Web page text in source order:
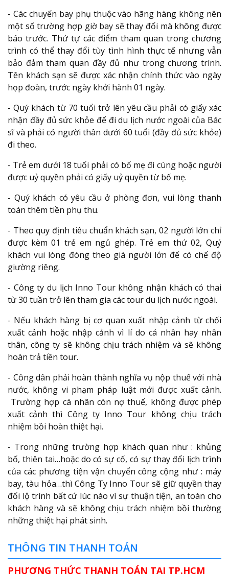
- Các chuyến bay phụ thuộc vào hãng hàng không nên
một số trường hợp giờ bay sẽ thay đổi mà không được
báo trước. Thứ tự các điểm tham quan trong chương
trình có thể thay đổi tùy tình hình thực tế nhưng vẫn
bảo đảm tham quan đầy đủ như trong chương trình.
Tên khách sạn sẽ được xác nhận chính thức vào ngày
họp đoàn, trước ngày khởi hành 01 ngày.
- Quý khách từ 70 tuổi trở lên yêu cầu phải có giấy xác
nhận đầy đủ sức khỏe để đi du lịch nước ngoài của Bác
sĩ và phải có người thân dưới 60 tuổi (đầy đủ sức khỏe)
đi theo.
- Trẻ em dưới 18 tuổi phải có bố mẹ đi cùng hoặc người
được uỷ quyền phải có giấy uỷ quyền từ bố mẹ.
- Quý khách có yêu cầu ở phòng đơn, vui lòng thanh
toán thêm tiền phụ thu.
- Theo quy định tiêu chuẩn khách sạn, 02 người lớn chỉ
được kèm 01 trẻ em ngủ ghép. Trẻ em thứ 02, Quý
khách vui lòng đóng theo giá người lớn để có chế độ
giường riêng.
- Công ty du lịch Inno Tour không nhận khách có thai
từ 30 tuần trở lên tham gia các tour du lịch nước ngoài.
- Nếu khách hàng bị cơ quan xuất nhập cảnh từ chối
xuất cảnh hoặc nhập cảnh vì lí do cá nhân hay nhân
thân, công ty sẽ không chịu trách nhiệm và sẽ không
hoàn trả tiền tour.
- Công dân phải hoàn thành nghĩa vụ nộp thuế với nhà
nước, không vi phạm pháp luật mới được xuất cảnh.
Trường hợp cá nhân còn nợ thuế, không được phép
xuất cảnh thì Công ty Inno Tour không chịu trách
nhiệm bồi hoàn thiệt hại.
- Trong những trường hợp khách quan như : khủng
bố, thiên tai…hoặc do có sự cố, có sự thay đổi lịch trình
của các phương tiện vận chuyển công cộng như : máy
bay, tàu hỏa…thì Công Ty Inno Tour sẽ giữ quyền thay
đổi lộ trình bất cứ lúc nào vì sự thuận tiện, an toàn cho
khách hàng và sẽ không chịu trách nhiệm bồi thường
những thiệt hại phát sinh.
THÔNG TIN THANH TOÁN
PHƯƠNG THỨC THANH TOÁN TẠI TP.HCM